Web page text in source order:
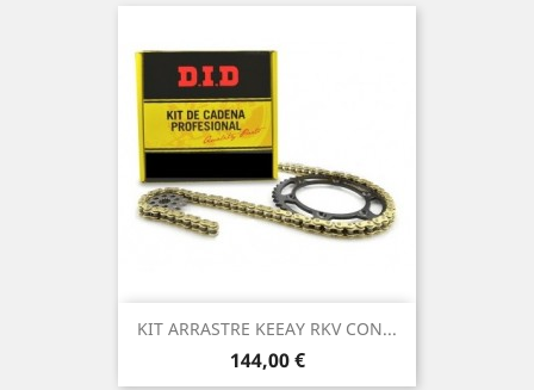
KIT ARRASTRE KEEAY RKV CON...
Precio
144,00 €